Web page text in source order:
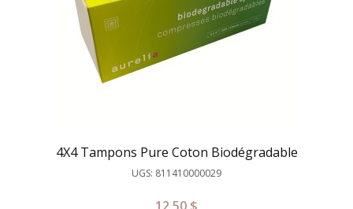
4X4 Tampons Pure Coton Biodégradable
UGS: 811410000029
12.50 $